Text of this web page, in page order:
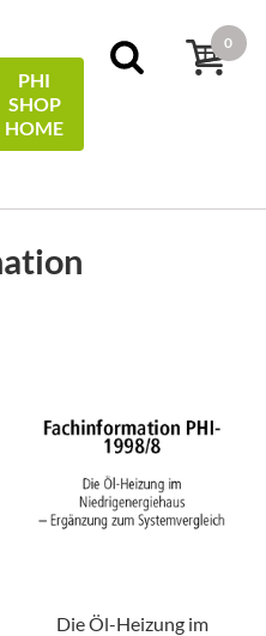
PHI
SHOP
HOME
0
Die Öl-Heizung im